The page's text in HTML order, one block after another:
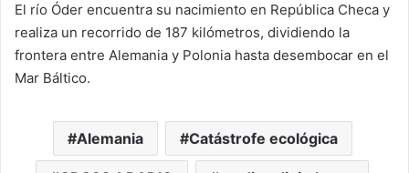
El río Óder encuentra su nacimiento en República Checa y
realiza un recorrido de 187 kilómetros, dividiendo la
frontera entre Alemania y Polonia hasta desembocar en el
Mar Báltico.
Alemania Catástrofe ecológica